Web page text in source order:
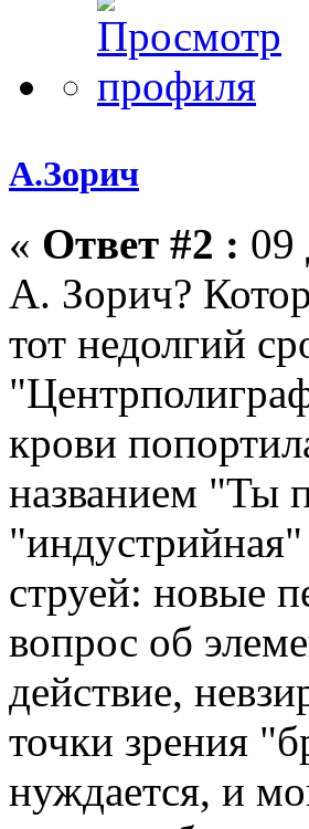
А.Зорич
« Ответ #2 : 09
А. Зорич?
тот недолгий
крови
названием "Ты
"индустрийная"
струей: новые
вопрос об
действие,
точки зрения
нуждается, и